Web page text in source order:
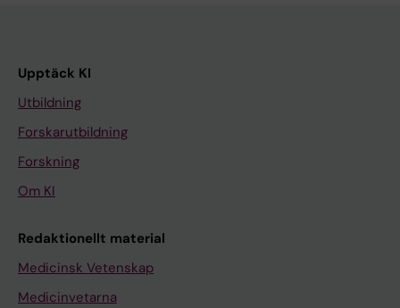
Upptäck KI
Utbildning
Forskarutbildning
Forskning
Om KI
Redaktionellt material
Medicinsk Vetenskap
Medicinvetarna